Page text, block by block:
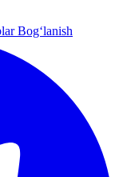
Bog‘lanish